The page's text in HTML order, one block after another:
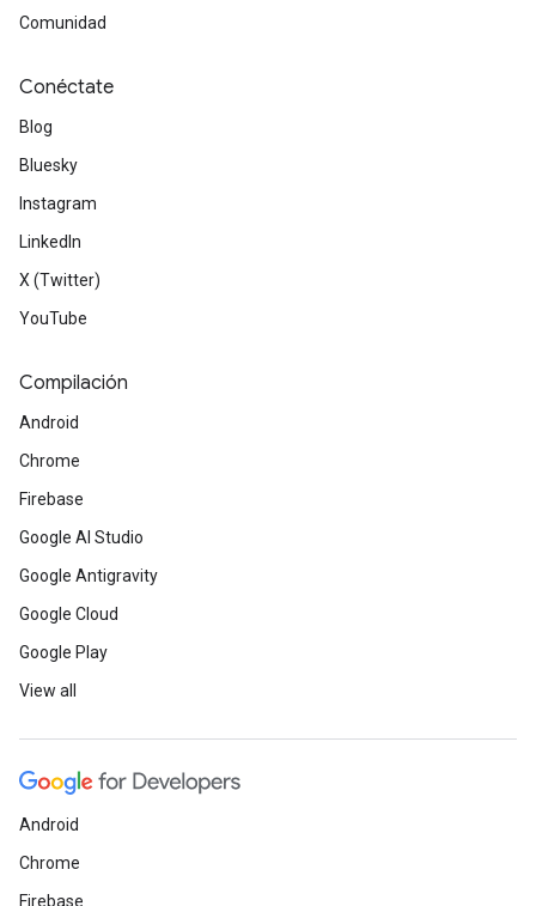
Comunidad
Conéctate
Blog
Bluesky
Instagram
LinkedIn
X (Twitter)
YouTube
Compilación
Android
Chrome
Firebase
Google AI Studio
Google Antigravity
Google Cloud
Google Play
View all
Android
Chrome
Firebase